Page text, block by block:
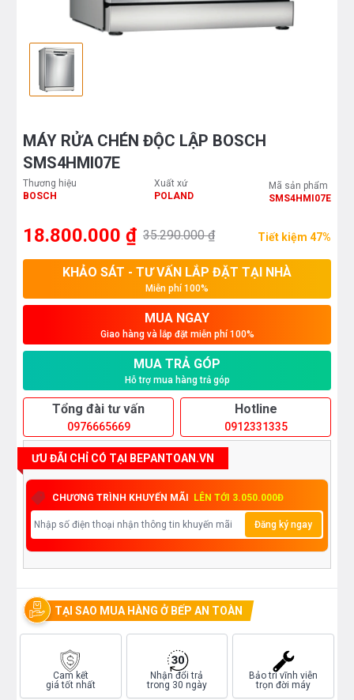
MÁY RỬA CHÉN ĐỘC LẬP BOSCH
SMS4HMI07E
Thương hiệu
BOSCH
Xuất xứ
POLAND
Mã sản phẩm
SMS4HMI07E
18.800.000 ₫ 35.290.000 ₫ Tiết kiệm 47%
KHẢO SÁT - TƯ VẤN LẮP ĐẶT TẠI NHÀ
Miễn phí 100%
MUA NGAY
Giao hàng và lắp đặt miễn phí 100%
MUA TRẢ GÓP
Hỗ trợ mua hàng trả góp
Tổng đài tư vấn
0976665669
Hotline
0912331335
ƯU ĐÃI CHỈ CÓ TẠI BEPANTOAN.VN
CHƯƠNG TRÌNH KHUYẾN MÃI LÊN TỚI 3.050.000Đ
Đăng ký ngay
TẠI SAO MUA HÀNG Ở BẾP AN TOÀN
Cam kết
giá tốt nhất
Nhận đổi trả
trong 30 ngày
Bảo trì vĩnh viễn
trọn đời máy